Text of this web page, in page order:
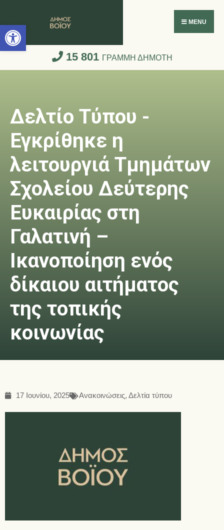
Ανοίξτε τη γραμμή εργαλείων
MENU
15 801 ΓΡΑΜΜΗ ΔΗΜΟΤΗ
Δελτίο Τύπου -
Εγκρίθηκε η
λειτουργιά Τμημάτων
Σχολείου Δεύτερης
Ευκαιρίας στη
Γαλατινή –
Ικανοποίηση ενός
δίκαιου αιτήματος
της τοπικής
κοινωνίας
17 Ιουνίου, 2025 Ανακοινώσεις,Δελτία τύπου